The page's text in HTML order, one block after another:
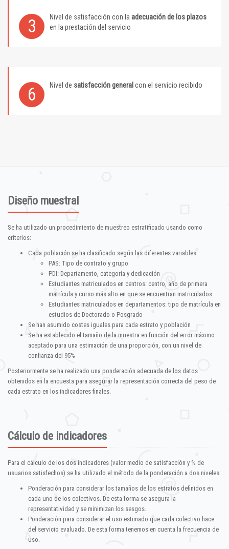
3 Nivel de satisfacción con la adecuación de los plazos
en la prestación del servicio
6 Nivel de satisfacción general con el servicio recibido
Diseño muestral
Se ha utilizado un procedimiento de muestreo estratificado usando como
criterios:
Cada población se ha clasificado según las diferentes variables:
PAS: Tipo de contrato y grupo
PDI: Departamento, categoría y dedicación
Estudiantes matriculados en centros: centro, año de primera
matrícula y curso más alto en que se encuentran matriculados
Estudiantes matriculados en departamentos: tipo de matrícula en
estudios de Doctorado o Posgrado
Se han asumido costes iguales para cada estrato y población
Se ha establecido el tamaño de la muestra en función del error máximo
aceptado para una estimación de una proporción, con un nivel de
confianza del 95%
Posteriormente se ha realizado una ponderación adecuada de los datos
obtenidos en la encuesta para asegurar la representación correcta del peso de
cada estrato en los indicadores finales.
Cálculo de indicadores
Para el cálculo de los dos indicadores (valor medio de satisfacción y % de
usuarios satisfechos) se ha utilizado el método de la ponderación a dos niveles:
Ponderación para considerar los tamaños de los estratos definidos en
cada uno de los colectivos. De esta forma se asegura la
representatividad y se minimizan los sesgos.
Ponderación para considerar el uso estimado que cada colectivo hace
del servicio evaluado. De esta forma tenemos en cuenta la frecuencia de
uso.